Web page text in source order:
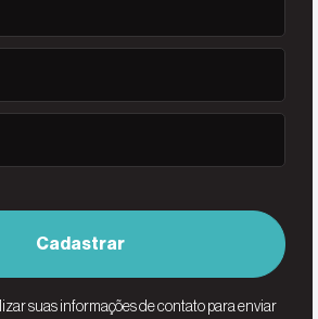
Cadastrar
suas informações de contato para enviar